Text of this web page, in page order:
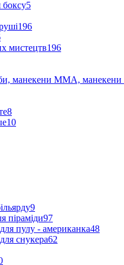
боксу5
196
мистецтв196
манекени ММА, манекени
8
10
9
піраміди97
пулу - американка48
снукера62